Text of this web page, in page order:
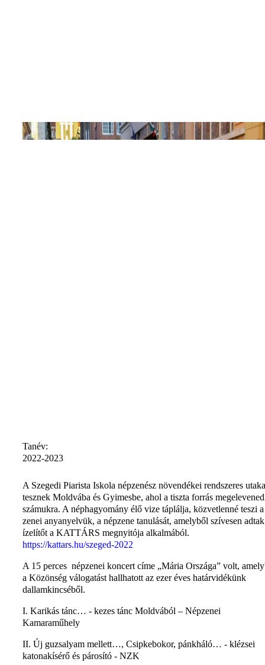
Tanév:
2022-2023
A Szegedi Piarista Iskola népzenész növendékei rendszeres
tesznek Moldvába és Gyimesbe, ahol a tiszta forrás
számukra. A néphagyomány élő vize táplálja, közvetlenné teszi a
zenei anyanyelvük, a népzene tanulását, amelyből szívesen adtak
ízelítőt a KATTÁRS megnyitója alkalmából.
https://kattars.hu/szeged-2022
A 15 perces népzenei koncert címe „Mária Országa” volt,
a Közönség válogatást hallhatott az ezer éves határvidékünk
dallamkincséből.
I. Karikás tánc… - kezes tánc Moldvából – Népzenei
Kamaraműhely
II. Új guzsalyam mellett…, Csipkebokor, pánkháló… - klézsei
katonakísérő és párosító - NZK